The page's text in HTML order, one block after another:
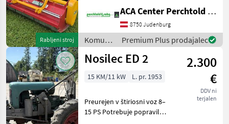
IZBERITE
KATEGORIJO
Kmetijska tehnika
75
Komunalna tehnika
22
MARKETPLACE
Marketplace
Ponudbe
trgovcev
Mali
Rabljeni stroj
1.700 Bstd. und ist in einem
neuwertigen, sehr
gepflegten Zustand. Er ist
mit umfangreicher Zusat
ACA Center Perchtold - Perchtold & Sohn GmbH
8750 Judenburg
Komunalna
oprema
/ Holder
Premium Plus prodajalec
Nosilec ED 2
2.300
€
DDV ni
terjalen
15 KM/11 kW L. pr. 1953
Preurejen v štiriosni voz 8–
15 PS Potrebuje popravilo